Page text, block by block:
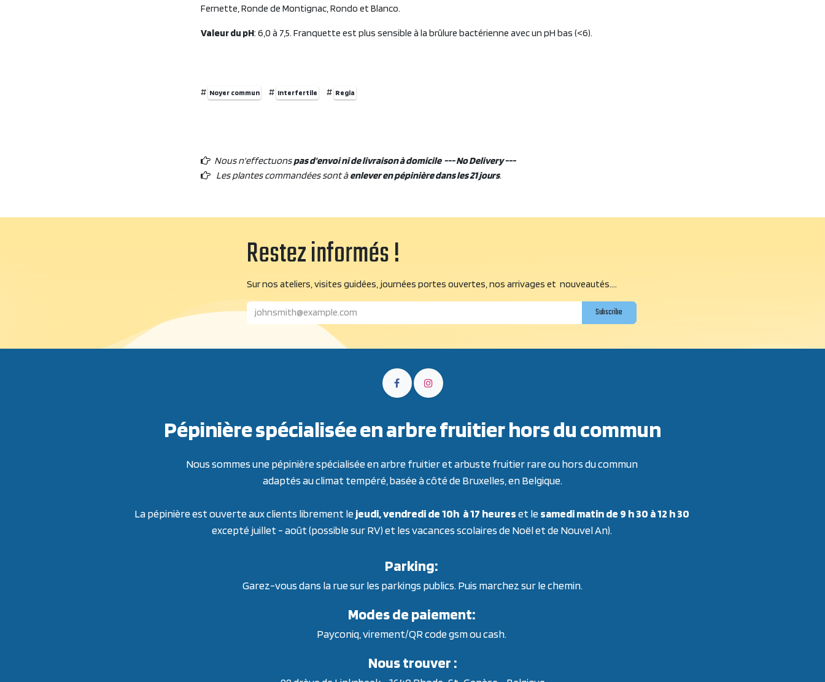
Fernette, Ronde de Montignac, Rondo et Blanco.
Valeur du pH: 6,0 à 7,5. Franquette est plus sensible à la brûlure bactérienne avec un pH bas (<6).
# Noyer commun # Interfertile # Regia
Nous n'effectuonspas d'envoi ni de livraison à domicile --- No Delivery ---
Les plantes commandées sont àenlever en pépinière dans les 21 jours.
Restez informés !
Sur nos ateliers, visites guidées, journées portes ouvertes, nos arrivages et nouveautés....
Subscribe
Pépinière spécialisée en arbre fruitier hors du commun
Nous sommes une pépinière spécialisée en arbre fruitier et arbuste fruitier rare ou hors du commun
adaptés au climat tempéré, basée à côté de Bruxelles, en Belgique.
La pépinière est ouverte aux clients librement lejeudi, vendredi de 10h à 17 heureset lesamedi matin de 9 h 30 à 12 h 30
excepté juillet - août (possible sur RV) et les vacances scolaires de Noël et de Nouvel An).
Parking:
Garez-vous dans la rue sur les parkings publics. Puis marchez sur le chemin.
Modes de paiement:
Payconiq, virement/QR code gsm ou cash.
Nous trouver :